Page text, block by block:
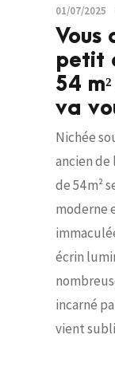
01/07/2025
Vous
petit
54
va
Nichée
ancien
de 54 m²
moderne
écrin
incarné
vient